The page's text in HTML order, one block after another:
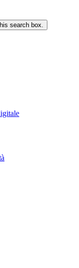
search box.